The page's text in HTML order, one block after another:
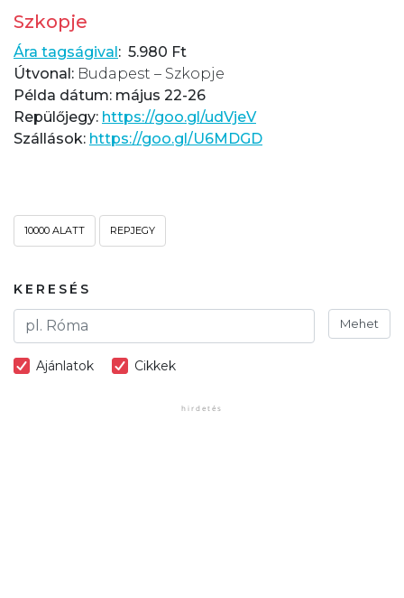
Szkopje
Ára tagságival: 5.980 Ft
Útvonal: Budapest – Szkopje
Példa dátum: május 22-26
Repülőjegy: https://goo.gl/udVjeV
Szállások: https://goo.gl/U6MDGD
10000 ALATT REPJEGY
KERESÉS
Mehet
Ajánlatok Cikkek